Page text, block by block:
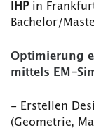
IHPin
Bachelor/
Optimierung
mittels EM-
- Erstellen
(Geometrie,